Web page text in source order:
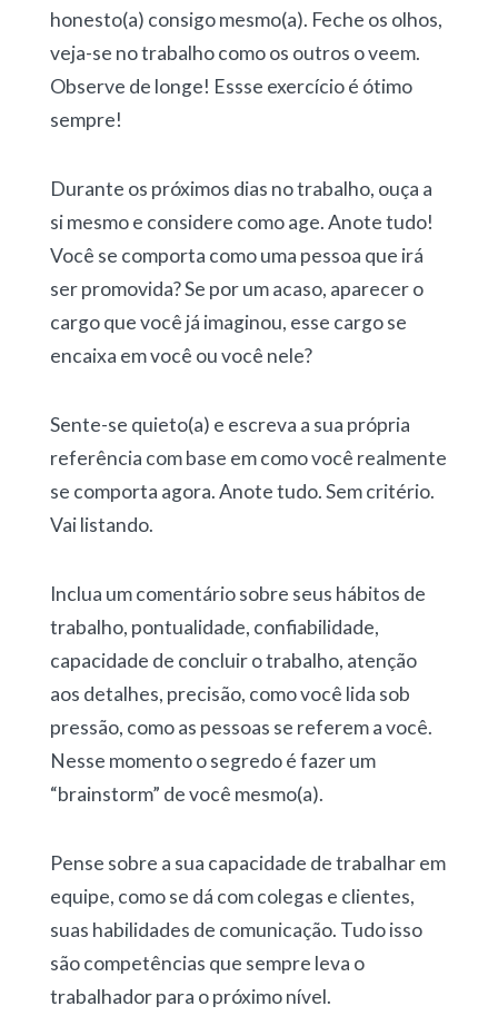
honesto(a) consigo mesmo(a). Feche os olhos,
veja-se no trabalho como os outros o veem.
Observe de longe! Essse exercício é ótimo
sempre!
Durante os próximos dias no trabalho, ouça a
si mesmo e considere como age. Anote tudo!
Você se comporta como uma pessoa que irá
ser promovida? Se por um acaso, aparecer o
cargo que você já imaginou, esse cargo se
encaixa em você ou você nele?
Sente-se quieto(a) e escreva a sua própria
referência com base em como você realmente
se comporta agora. Anote tudo. Sem critério.
Vai listando.
Inclua um comentário sobre seus hábitos de
trabalho, pontualidade, confiabilidade,
capacidade de concluir o trabalho, atenção
aos detalhes, precisão, como você lida sob
pressão, como as pessoas se referem a você.
Nesse momento o segredo é fazer um
“brainstorm” de você mesmo(a).
Pense sobre a sua capacidade de trabalhar em
equipe, como se dá com colegas e clientes,
suas habilidades de comunicação. Tudo isso
são competências que sempre leva o
trabalhador para o próximo nível.